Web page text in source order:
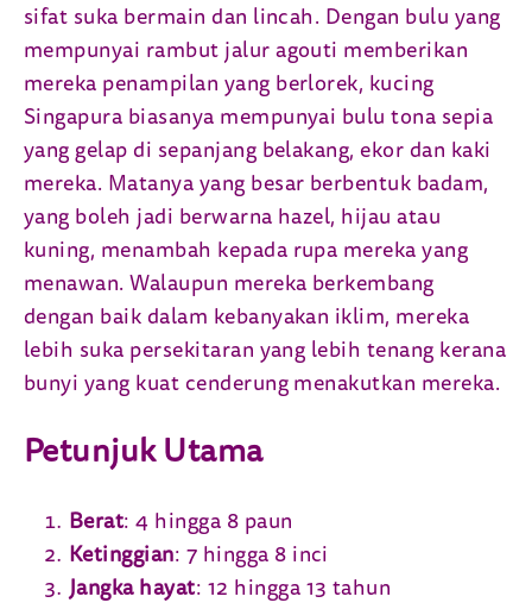
sifat suka bermain dan lincah. Dengan bulu yang
mempunyai rambut jalur agouti memberikan
mereka penampilan yang berlorek, kucing
Singapura biasanya mempunyai bulu tona sepia
yang gelap di sepanjang belakang, ekor dan kaki
mereka. Matanya yang besar berbentuk badam,
yang boleh jadi berwarna hazel, hijau atau
kuning, menambah kepada rupa mereka yang
menawan. Walaupun mereka berkembang
dengan baik dalam kebanyakan iklim, mereka
lebih suka persekitaran yang lebih tenang kerana
bunyi yang kuat cenderung menakutkan mereka.
Petunjuk Utama
Berat: 4 hingga 8 paun
Ketinggian: 7 hingga 8 inci
Jangka hayat: 12 hingga 13 tahun